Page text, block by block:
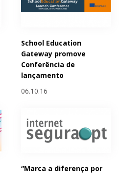
School Education
Gateway promove
Conferência de
lançamento
06.10.16
“Marca a diferença por